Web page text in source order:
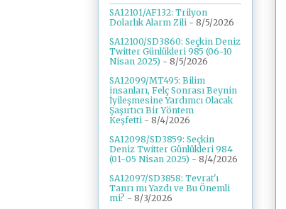
SA12101/AF132: Trilyon
Dolarlık Alarm Zili - 8/5/2026
SA12100/SD3860: Seçkin Deniz
Twitter Günlükleri 985 (06-10
Nisan 2025) - 8/5/2026
SA12099/MT495: Bilim
insanları, Felç Sonrası Beynin
İyileşmesine Yardımcı Olacak
Şaşırtıcı Bir Yöntem
Keşfetti - 8/4/2026
SA12098/SD3859: Seçkin
Deniz Twitter Günlükleri 984
(01-05 Nisan 2025) - 8/4/2026
SA12097/SD3858: Tevrat'ı
Tanrı mı Yazdı ve Bu Önemli
mi? - 8/3/2026